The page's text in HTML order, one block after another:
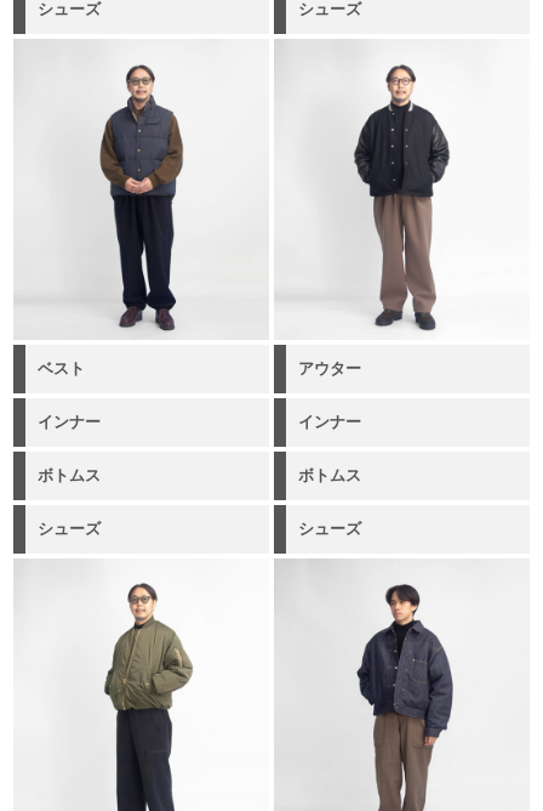
シューズ シューズ
ベスト アウター
インナー インナー
ボトムス ボトムス
シューズ シューズ